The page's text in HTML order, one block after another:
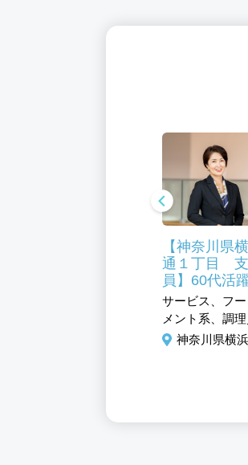
【神奈川県
通１丁目
員】60代活
ンレストラ
たい方応募
ます。
サービス、フ
メント系、調
神奈川県横